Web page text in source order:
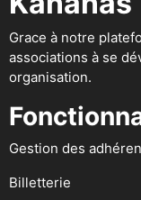
Grace à notre
associations à se
organisation.
Gestion des
Billetterie